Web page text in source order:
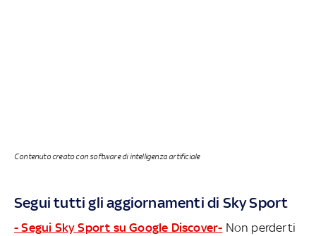
Contenuto creato con software di intelligenza artificiale
Segui tutti gli aggiornamenti di Sky Sport
- Segui Sky Sport su Google Discover- Non perderti